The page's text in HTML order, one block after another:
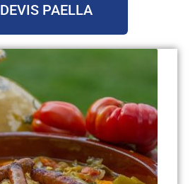
DEVIS PAELLA